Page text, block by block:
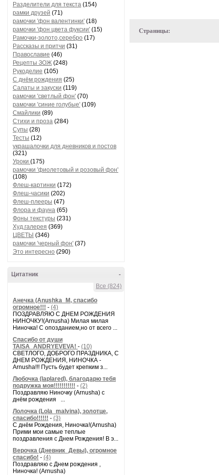
Разделители для текста (154)
рамки друзей (71)
рамочки 'фон валентинки' (18)
рамочки 'фон цвета фуксии' (15)
Рамочки-золото,серебро (17)
Рассказы и притчи (31)
Православие (46)
Рецепты ЗОЖ (248)
Рукоделие (105)
С днём рождения (25)
Салаты и закуски (119)
рамочки 'светлый фон' (70)
рамочки 'синие голубые' (109)
Смайлики (89)
Стихи и проза (284)
Супы (28)
Тесты (12)
украшалочки для дневников и постов
(321)
Уроки (175)
рамочки 'фиолетовый и розовый фон'
(108)
Флеш-картинки (172)
Флеш-часики (202)
Флеш-плееры (47)
Флора и фауна (65)
Фоны текстуры (231)
Худ.галерея (369)
ЦВЕТЫ (346)
рамочки 'черный фон' (37)
Это интересно (290)
-
Цитатник
Все (824)
Анечка (Anushka_M, спасибо
огромное!!! - (4)
ПОЗДРАВЛЯЮ С ДНЕМ РОЖДЕНИЯ
НИНОЧКУ!(Arnusha) Милая милая
Ниночка! С опозданием,но от всего ...
Спасибо от души
TAISA_ANDRYEVEVA! - (10)
СВЕТЛОГО, ДОБРОГО ПРАЗДНИКА, С
ДНЕМ РОЖДЕНИЯ, НИНОЧКА -
Arnusha!!! Пусть будет крепким з...
Любочка (laplared), благодарю тебя
подружка моя!!!!!!!!!!! - (2)
Поздравляю Ниночку (Arnusha) с
днём рождения ...
Лолочка (Lola_malvina), золотце,
спасибо!!!!!! - (3)
С днём Рождения, Ниночка!(Аrnusha)
Прими мои самые теплые
поздравления с Днем Рождения! В э...
Верочка (Дневник_Девы), огромное
спасибо! - (4)
Поздравляю с Днем рождения ,
Ниночка! (Arnusha)
Страницы: